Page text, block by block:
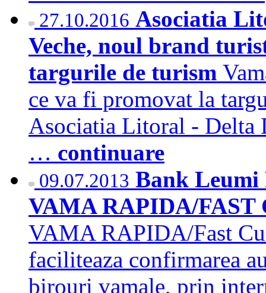
27.10.2016 Asociatia
Veche, noul brand
targurile de turism
ce va fi promovat la
Asociatia Litoral -
… continuare
09.07.2013 Bank Leumi
VAMA RAPIDA/FAST
VAMA RAPIDA/Fast
faciliteaza confirmarea
birouri vamale, prin